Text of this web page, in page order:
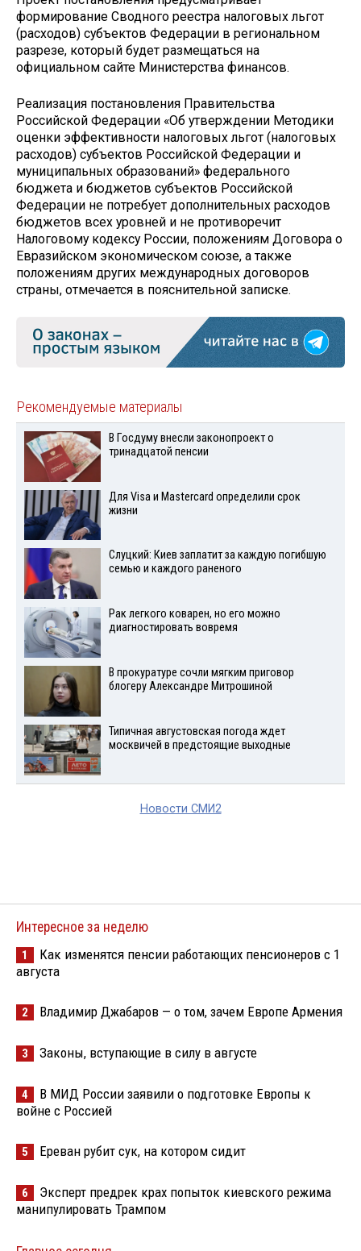
формирование Сводного реестра налоговых льгот
(расходов) субъектов Федерации в региональном
разрезе, который будет размещаться на
официальном сайте Министерства финансов.
Реализация постановления Правительства
Российской Федерации «Об утверждении Методики
оценки эффективности налоговых льгот (налоговых
расходов) субъектов Российской Федерации и
муниципальных образований» федерального
бюджета и бюджетов субъектов Российской
Федерации не потребует дополнительных расходов
бюджетов всех уровней и не противоречит
Налоговому кодексу России, положениям Договора о
Евразийском экономическом союзе, а также
положениям других международных договоров
страны, отмечается в пояснительной записке.
Рекомендуемые материалы
В Госдуму внесли законопроект о
тринадцатой пенсии
Для Visа и Mastercard определили срок
жизни
Слуцкий: Киев заплатит за каждую погибшую
семью и каждого раненого
Рак легкого коварен, но его можно
диагностировать вовремя
В прокуратуре сочли мягким приговор
блогеру Александре Митрошиной
Типичная августовская погода ждет
москвичей в предстоящие выходные
Новости СМИ2
Интересное за неделю
1
Как изменятся пенсии работающих пенсионеров с 1
августа
2 Владимир Джабаров — о том, зачем Европе Армения
3 Законы, вступающие в силу в августе
4
В МИД России заявили о подготовке Европы к
войне с Россией
5 Ереван рубит сук, на котором сидит
6
Эксперт предрек крах попыток киевского режима
манипулировать Трампом